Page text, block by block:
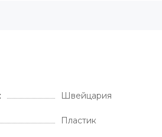
Швейцария
Пластик